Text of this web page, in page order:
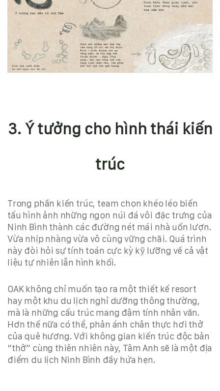
3. Ý tưởng cho hình thái kiến
trúc
Trong phần kiến trúc, team chọn khéo léo biến
tấu hình ảnh những ngọn núi đá vôi đặc trưng của
Ninh Bình thành các đường nét mái nhà uốn lượn.
Vừa nhịp nhàng vừa vô cùng vững chãi. Quá trình
này đòi hỏi sự tính toán cực kỳ kỹ lưỡng về cả vật
liệu tự nhiên lẫn hình khối.
OAK không chỉ muốn tạo ra một thiết kế resort
hay một khu du lịch nghỉ dưỡng thông thường,
mà là những cấu trúc mang đậm tính nhân văn.
Hơn thế nữa có thể, phản ánh chân thực hơi thở
của quê hương. Với không gian kiến trúc độc bản
“thở” cùng thiên nhiên này, Tâm Anh sẽ là một địa
điểm du lịch Ninh Bình đầy hứa hẹn.